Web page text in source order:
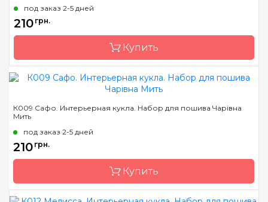
Размер
под заказ 2-5 дней
210 грн.
Купить
Страна-производитель
Размер
К009 Сафо. Интерьерная кукла. Набор для пошива Чарівна
Мить
под заказ 2-5 дней
210 грн.
Купить